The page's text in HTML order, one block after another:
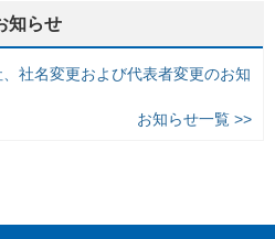
知らせ
社名変更および代表者変更のお知
お知らせ一覧 >>